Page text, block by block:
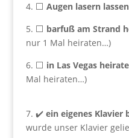
4. ⬜ Augen lasern lassen
5. ⬜ barfuß am Strand
nur 1 Mal heiraten…)
6. ⬜ in Las Vegas
Mal heiraten…)
7. ✔️ ein eigenes Klavier
wurde unser Klavier